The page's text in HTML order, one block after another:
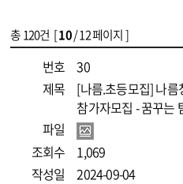
총120건 [10/ 12 페이지 ]
번호
30
제목
[나름.초등모집] 나
참가자모집 - 꿈꾸는
파일
조회수
1,069
작성일
2024-09-04